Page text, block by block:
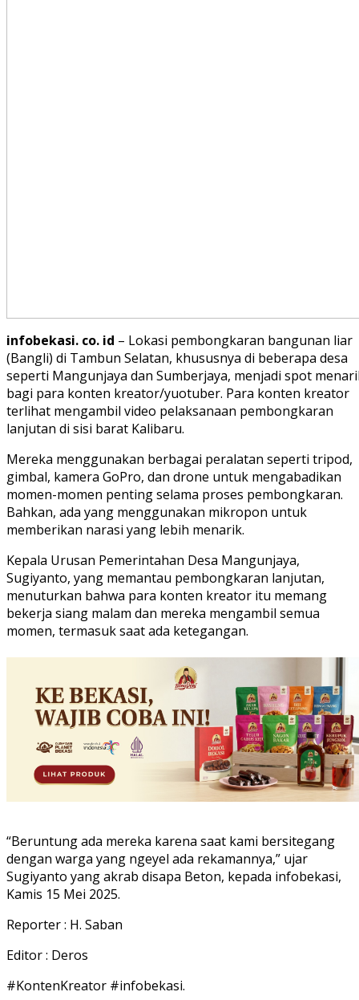
infobekasi. co. id – Lokasi pembongkaran bangunan liar
(Bangli) di Tambun Selatan, khususnya di beberapa desa
seperti Mangunjaya dan Sumberjaya, menjadi spot
bagi para konten kreator/yuotuber. Para konten kreator
terlihat mengambil video pelaksanaan pembongkaran
lanjutan di sisi barat Kalibaru.
Mereka menggunakan berbagai peralatan seperti tripod,
gimbal, kamera GoPro, dan drone untuk mengabadikan
momen-momen penting selama proses pembongkaran.
Bahkan, ada yang menggunakan mikropon untuk
memberikan narasi yang lebih menarik.
Kepala Urusan Pemerintahan Desa Mangunjaya,
Sugiyanto, yang memantau pembongkaran lanjutan,
menuturkan bahwa para konten kreator itu memang
bekerja siang malam dan mereka mengambil semua
momen, termasuk saat ada ketegangan.
“Beruntung ada mereka karena saat kami bersitegang
dengan warga yang ngeyel ada rekamannya,” ujar
Sugiyanto yang akrab disapa Beton, kepada infobekasi,
Kamis 15 Mei 2025.
Reporter : H. Saban
Editor : Deros
#KontenKreator #infobekasi.